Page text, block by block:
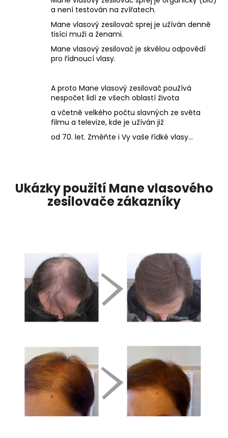
a není testován na zvířatech.
Mane vlasový zesilovač sprej je užíván denně
tisíci muži a ženami.
Mane vlasový zesilovač je skvělou odpovědí
pro řídnoucí vlasy.
A proto Mane vlasový zesilovač používá
nespočet lidí ze všech oblastí života
a včetně velkého počtu slavných ze světa
filmu a televize, kde je užíván již
od 70. let. Změňte i Vy vaše řídké vlasy...
Ukázky použití Mane vlasového
zesilovače zákazníky